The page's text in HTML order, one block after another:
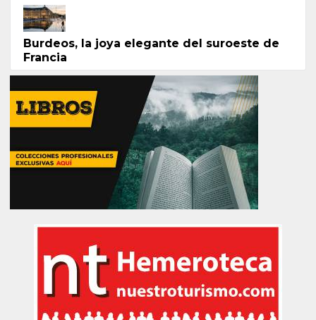
Burdeos, la joya elegante del suroeste de
Francia